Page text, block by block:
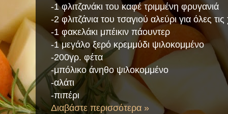
-1 φλιτζανάκι του καφέ τριμμένη φρυγανιά
-2 φλιτζάνια του τσαγιού αλεύρι για όλες
-1 φακελάκι μπέικιν πάουντερ
-1 μεγάλο ξερό κρεμμύδι ψιλοκομμένο
-200γρ. φέτα
-μπόλικο άνηθο ψιλοκομμένο
-αλάτι
-πιπέρι
Διαβάστε περισσότερα »